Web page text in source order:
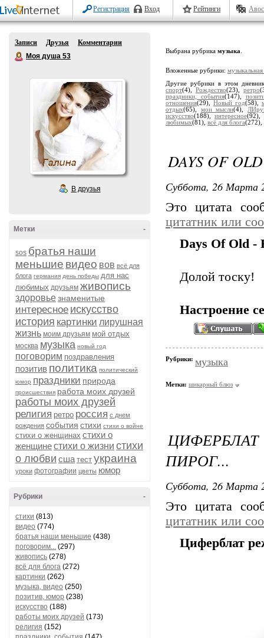
Регистрация Вход Рейтинги
Записи Друзья
Комментарии
Моя душа 53
В друзья
-
Метки
sos братья наши
меньшие видео вов всё для
блога германия день победы для нас
любимых друзьям живопись
здоровьезнаменитые
интересное искусство
история картинки лирушная
жизнь моим друзьям мой отдых
москва музыка новый год
поговорим поздравления
позитив политика политический
юмор праздники природа
происшествия работа моих друзей
работы моих друзей
религия ретро россия с днем
рождения события стихи стихи о войне
стихи о женщинах стихи о
женщинестихи о жизни стихи
о любви сша тест украина
уроки фотографии цветы юмор
-
Рубрики
стихи (813)
видео (774)
братья наши меньшие (438)
поговорим... (297)
живопись (278)
всё для блога (272)
картинки (262)
музыка, видео (250)
позитив, юмор (238)
искусство (188)
работы моих друзей (173)
религия (152)
Выбрана рубрика музыка
Вложенные рубрики:
Другие рубрики в этом
спорт(4), Рождество(23), ретро
праздники, события(147),
отношения(29), Новый год(58),
отдых(65), мои мысли(4),
искусство(188), интересное(92),
любимых(81), всё для блога(272),
DAYS OF
Суббота, 26 Марта
Это цитата
цитатник или
Days Of Old -
Долой тоску!
Настроение
Рубрики: музыка
Метки: шикарный блюз
ПИРОГ...
Суббота, 26 Марта
Это цитата
цитатник или
Циферблат